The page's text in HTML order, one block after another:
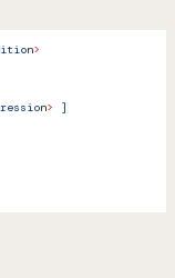
n>
n> ]